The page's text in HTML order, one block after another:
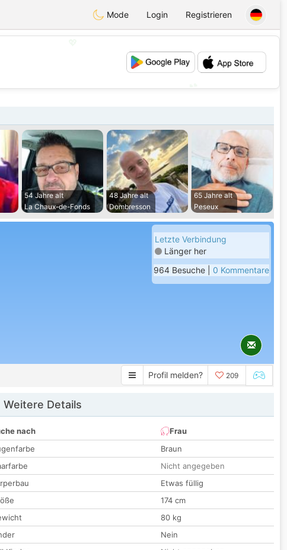
Mode Login Registrieren
54 Jahre alt
La Chaux-de-Fonds
48 Jahre alt
Dombresson
65 Jahre alt
Peseux
Letzte Verbindung
Länger her
964 Besuche | 0 Kommentare
Profil melden? 209
Weitere Details
nach
Frau
Braun
Nicht angegeben
Etwas füllig
174 cm
80 kg
Nein